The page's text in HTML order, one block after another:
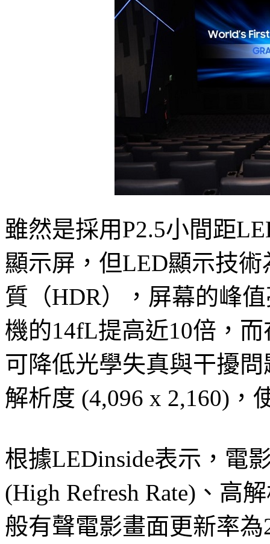
雖然是採用P2.5小間距
顯示屏，但LED顯示技
質（HDR），屏幕的峰
機的14fL提高近10倍，
可降低光學失真與干擾
解析度 (4,096 x 2,160)，
根據LEDinside表示，電
(High Refresh Rate)、高
般有聲電影畫面更新率